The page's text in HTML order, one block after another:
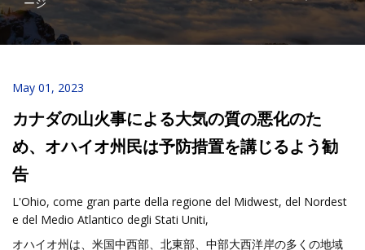
May 01, 2023
カナダの山火事による大気の質の悪化のた
め、オハイオ州民は予防措置を講じるよう勧
告
L'Ohio, come gran parte della regione del Midwest, del Nordest
e del Medio Atlantico degli Stati Uniti,
オハイオ州は、米国中西部、北東部、中部大西洋岸の多くの地域